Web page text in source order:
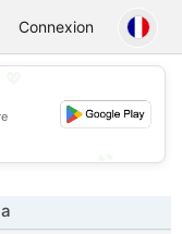
Connexion